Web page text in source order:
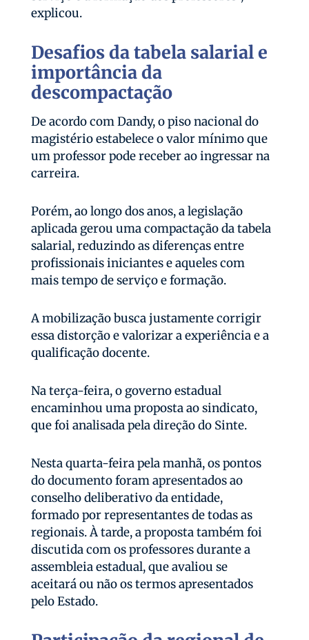
explicou.
Desafios da tabela salarial e
importância da
descompactação
De acordo com Dandy, o piso nacional do
magistério estabelece o valor mínimo que
um professor pode receber ao ingressar na
carreira.
Porém, ao longo dos anos, a legislação
aplicada gerou uma compactação da tabela
salarial, reduzindo as diferenças entre
profissionais iniciantes e aqueles com
mais tempo de serviço e formação.
A mobilização busca justamente corrigir
essa distorção e valorizar a experiência e a
qualificação docente.
Na terça-feira, o governo estadual
encaminhou uma proposta ao sindicato,
que foi analisada pela direção do Sinte.
Nesta quarta-feira pela manhã, os pontos
do documento foram apresentados ao
conselho deliberativo da entidade,
formado por representantes de todas as
regionais. À tarde, a proposta também foi
discutida com os professores durante a
assembleia estadual, que avaliou se
aceitará ou não os termos apresentados
pelo Estado.